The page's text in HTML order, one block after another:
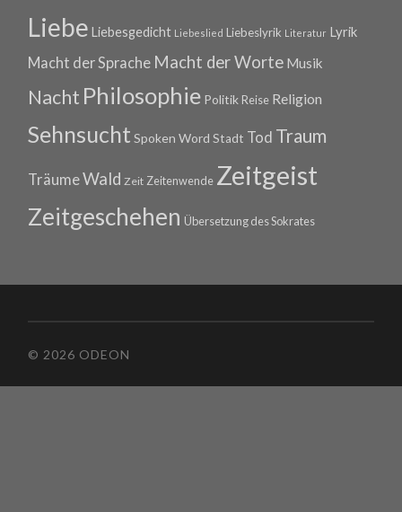
Liebe Liebesgedicht Liebeslied Liebeslyrik Literatur Lyrik
Macht der Sprache Macht der Worte Musik
Nacht Philosophie Politik Reise Religion
Sehnsucht Spoken Word Stadt Tod Traum
TräumeWald Zeit Zeitenwende Zeitgeist
Zeitgeschehen Übersetzung des Sokrates
© 2026 ODEON